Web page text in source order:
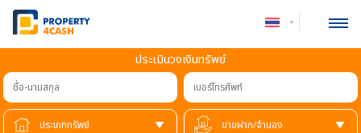
ประเมินวงเงินทรัพย์
ชื่อ-นามสกุล
เบอร์โทรศัพท์